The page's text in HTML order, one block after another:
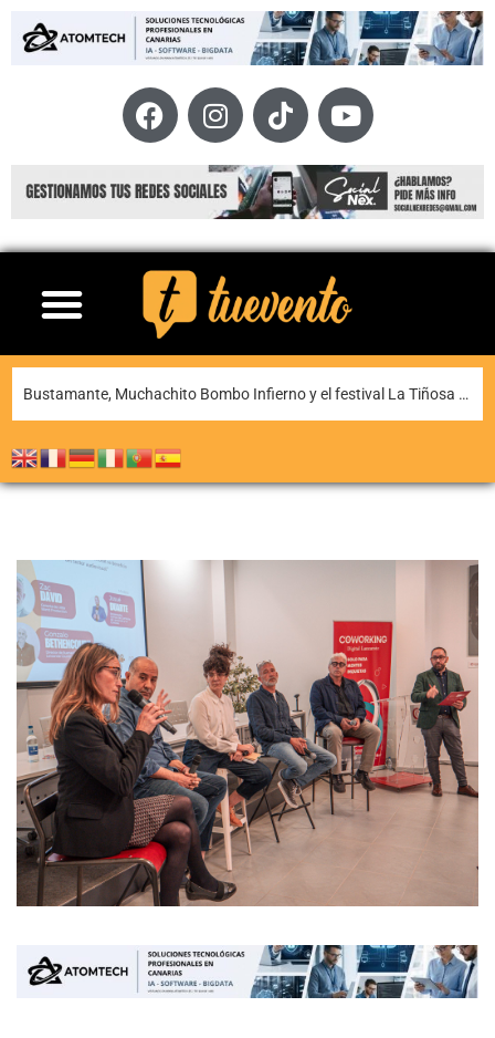
La XI Famara Total reunirá a algunos de los mejores corredores de Canarias del 13 al 15 de agosto